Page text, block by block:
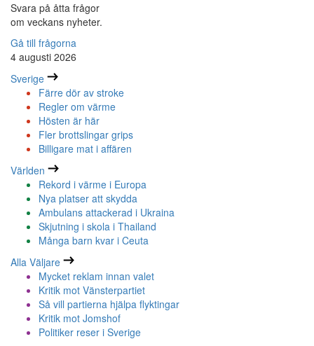
Svara på åtta frågor
om veckans nyheter.
Gå till frågorna
4 augusti 2026
Sverige
Färre dör av stroke
Regler om värme
Hösten är här
Fler brottslingar grips
Billigare mat i affären
Världen
Rekord i värme i Europa
Nya platser att skydda
Ambulans attackerad i Ukraina
Skjutning i skola i Thailand
Många barn kvar i Ceuta
Alla Väljare
Mycket reklam innan valet
Kritik mot Vänsterpartiet
Så vill partierna hjälpa flyktingar
Kritik mot Jomshof
Politiker reser i Sverige